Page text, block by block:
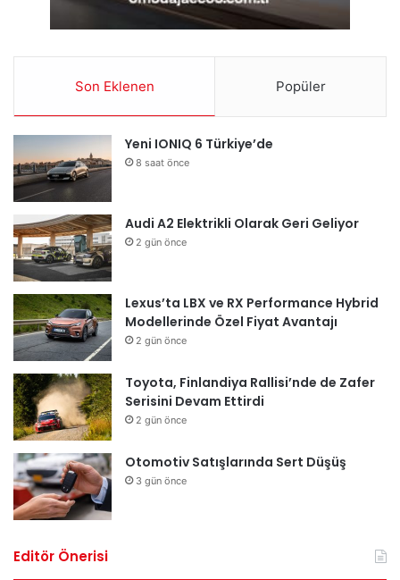
Son Eklenen Popüler
Yeni IONIQ 6 Türkiye’de
8 saat önce
Audi A2 Elektrikli Olarak Geri Geliyor
2 gün önce
Lexus’ta LBX ve RX Performance Hybrid
Modellerinde Özel Fiyat Avantajı
2 gün önce
Toyota, Finlandiya Rallisi’nde de Zafer
Serisini Devam Ettirdi
2 gün önce
Otomotiv Satışlarında Sert Düşüş
3 gün önce
Editör Önerisi